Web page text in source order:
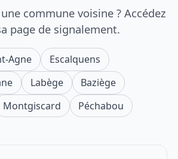
commune voisine ? Accédez
page de signalement.
Agne
Escalquens
Labège
Baziège
Montgiscard Péchabou